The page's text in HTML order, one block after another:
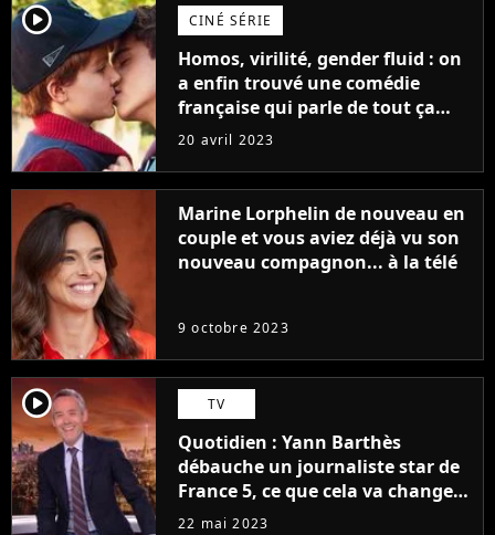
player2 CINÉ SÉRIE
Homos, virilité, gender fluid : on
a enfin trouvé une comédie
française qui parle de tout ça
sans être super ringarde
20 avril 2023
Marine Lorphelin de nouveau en
couple et vous aviez déjà vu son
nouveau compagnon... à la télé
9 octobre 2023
player2 TV
Quotidien : Yann Barthès
débauche un journaliste star de
France 5, ce que cela va changer
à la rentrée
22 mai 2023